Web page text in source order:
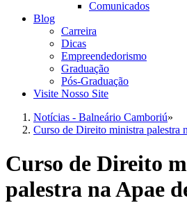
Comunicados
Blog
Carreira
Dicas
Empreendedorismo
Graduação
Pós-Graduação
Visite Nosso Site
Notícias - Balneário Camboriú»
Curso de Direito ministra palestra
Curso de Direito
palestra na Apae